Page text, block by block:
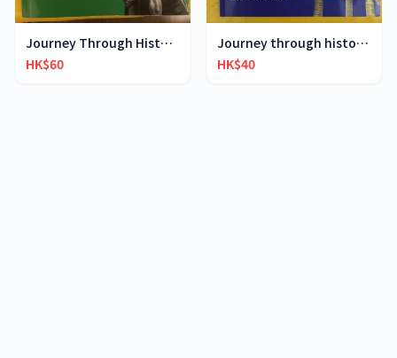
Journey Through History- Topic 2
HK$60
Journey through history-Topic 4
HK$40